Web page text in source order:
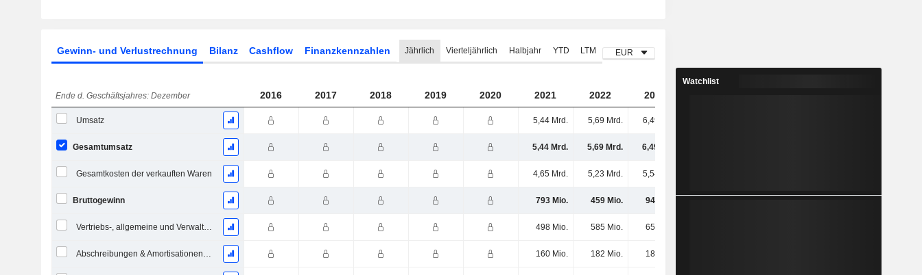
Gewinn- und Verlustrechnung Bilanz Cashflow Finanzkennzahlen Jährlich Vierteljährlich Halbjahr YTD LTM EUR
Ende d. Geschäftsjahres: Dezember 2016 2017 2018 2019 2020 2021 2022 2023
Umsatz 5,44 Mrd. 5,69 Mrd. 6,49 Mrd.
Gesamtumsatz 5,44 Mrd. 5,69 Mrd. 6,49 Mrd.
Gesamtkosten der verkauften Waren 4,65 Mrd. 5,23 Mrd. 5,54 Mrd.
Bruttogewinn 793 Mio. 459 Mio. 946 Mio.
Vertriebs-, allgemeine und Verwaltungskosten, Gesamt 498 Mio. 585 Mio. 658 Mio.
Abschreibungen & Amortisationen - (GuV) 160 Mio. 182 Mio. 188 Mio.
Watchlist